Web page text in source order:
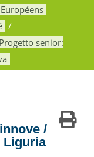
senior:
/
Liguria